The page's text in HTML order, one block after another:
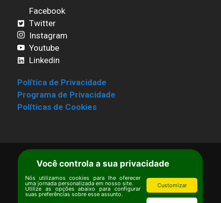
Facebook
Twitter
Instagram
Youtube
Linkedin
Política de Privacidade
Programa de Privacidade
Políticas de Cookies
Termos de Uso |Estatuto
Copyright © Ipê – Instituto de Pesquisas
Ecológicas.
Você controla a sua privacidade
Nós utilizamos cookies para lhe oferecer
uma jornada personalizada em nosso site.
Utilize as opções abaixo para configurar
suas preferências sobre esse assunto.
Customizar